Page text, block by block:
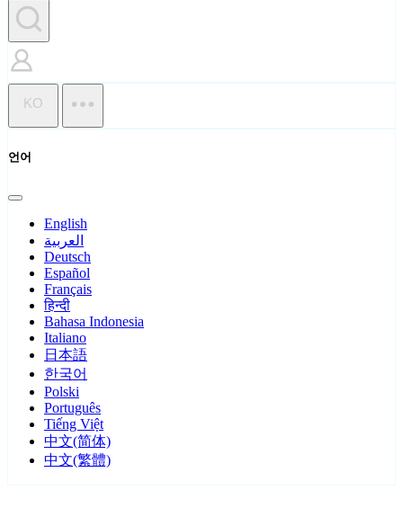
KO
언어
English
العربية
Deutsch
Español
Français
हिन्दी
Bahasa Indonesia
Italiano
日本語
한국어
Polski
Português
Tiếng Việt
中文(简体)
中文(繁體)